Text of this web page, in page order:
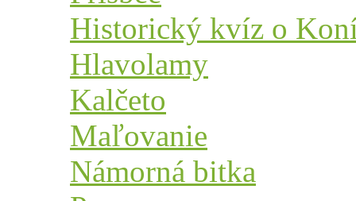
Historický kvíz o
Hlavolamy
Kalčeto
Maľovanie
Námorná bitka